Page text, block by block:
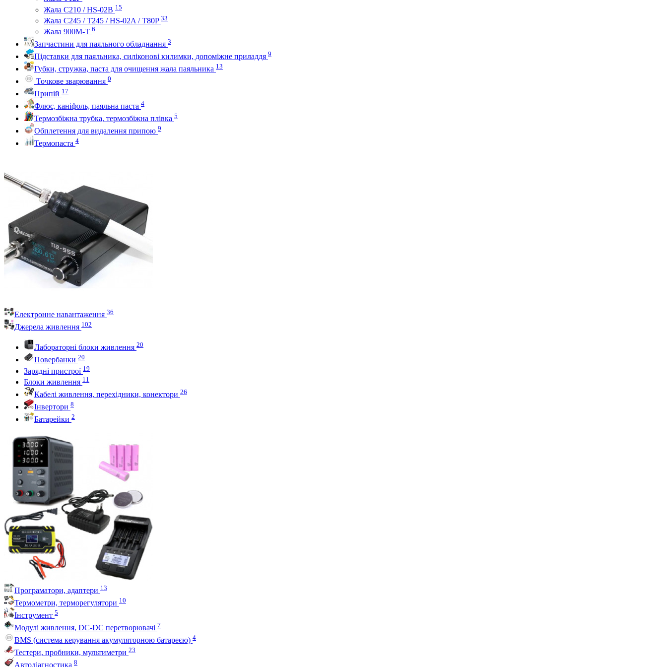
Жала C210 / HS-02B 15
Жала C245 / T245 / HS-02A / T80P 33
Жала 900M-T 6
Запчастини для паяльного обладнання 3
Підставки для паяльника, силіконові килимки, допоміжне приладдя 9
Губки, стружка, паста для очищення жала паяльника 13
Точкове зварювання 0
Припій 17
Флюс, каніфоль, паяльна паста 4
Термозбіжна трубка, термозбіжна плівка 5
Обплетення для видалення припою 9
Термопаста 4
Електронне навантаження 36
Джерела живлення 102
Лабораторні блоки живлення 20
Повербанки 20
Зарядні пристрої 19
Блоки живлення 11
Кабелі живлення, перехідники, конектори 26
Інвертори 8
Батарейки 2
Програматори, адаптери 13
Термометри, терморегулятори 10
Інструмент 5
Модулі живлення, DC-DC перетворювачі 7
BMS (система керування акумуляторною батареєю) 4
Тестери, пробники, мультиметри 23
Автодіагностика 8